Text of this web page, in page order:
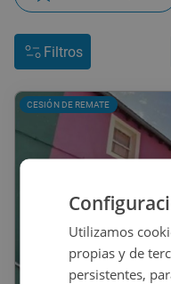
Filtros
CESIÓN DE REMATE
Utilizamos
propias y de
persistentes,